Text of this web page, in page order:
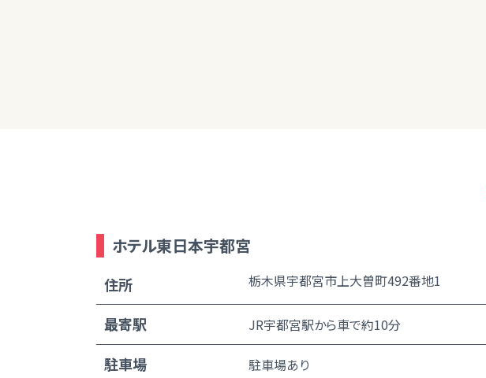
ホテル東日本宇都宮
住所 栃木県宇都宮市上大曽町492番地1
最寄駅 JR宇都宮駅から車で約10分
駐車場 駐車場あり